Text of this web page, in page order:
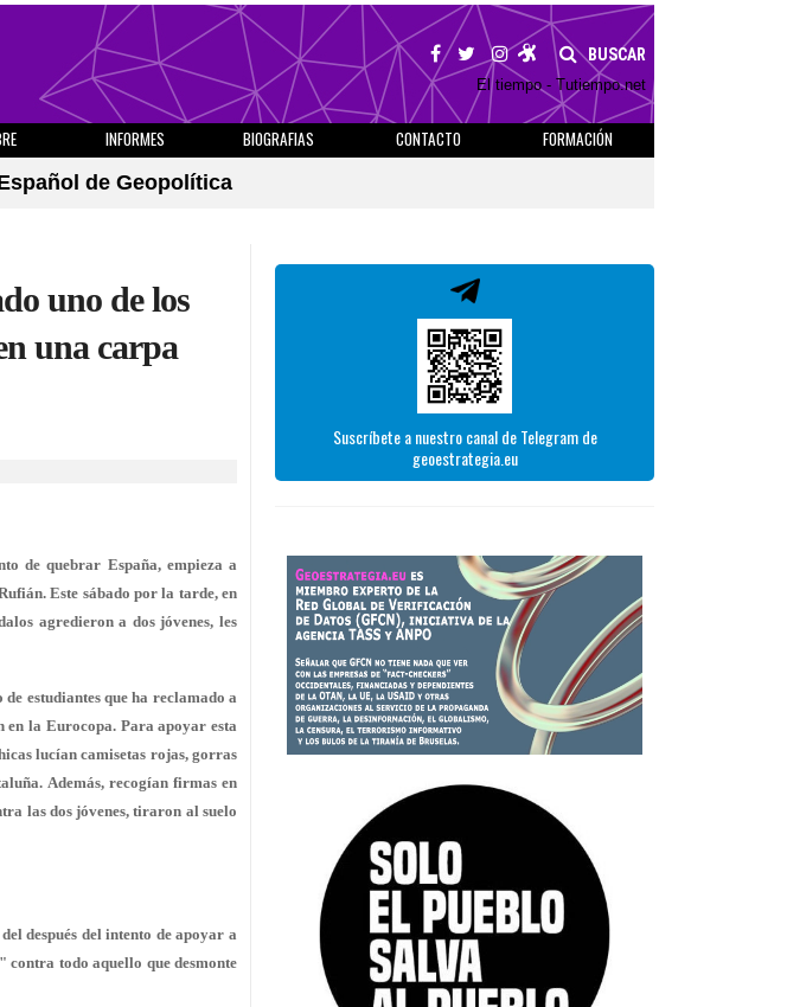
BUSCAR
El tiempo - Tutiempo.net
INFORMES BIOGRAFIAS CONTACTO
FORMACIÓN
de Geopolítica
uno de los
una carpa
de quebrar España, empieza a
Este sábado por la tarde, en
agredieron a dos jóvenes, les
estudiantes que ha reclamado a
la Eurocopa. Para apoyar esta
lucían camisetas rojas, gorras
Además, recogían firmas en
las dos jóvenes, tiraron al suelo
después del intento de apoyar a
contra todo aquello que desmonte
Suscríbete a nuestro canal de Telegram de
geoestrategia.eu